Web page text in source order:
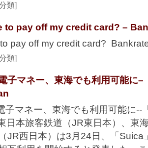
類]
to pay off my credit card? –
pay off my credit card?
類]
子マネー、東海でも利用可能に–
子マネー、東海でも利用可能に--
日本旅客鉄道（JR東日本）、東
JR西日本）は3月24日、「Suica